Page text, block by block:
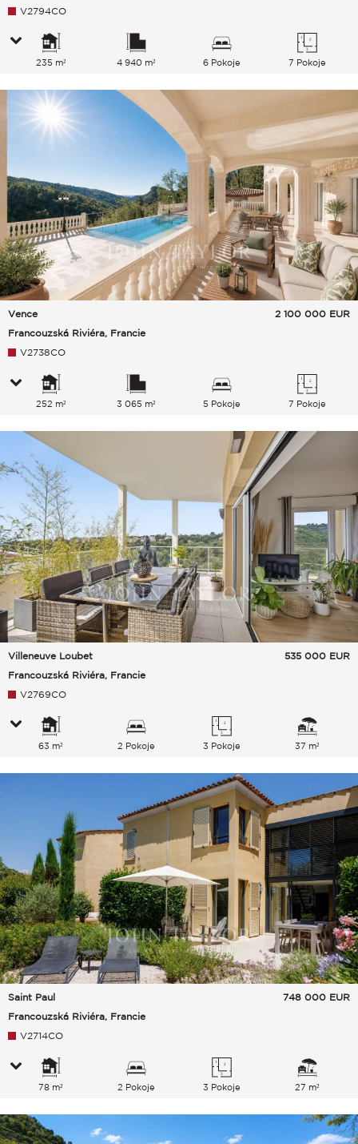
V2794CO
235 m² 4 940 m² 6 Pokoje 7 Pokoje
Vence
Francouzská Riviéra, Francie
2 100 000 EUR
V2738CO
252 m² 3 065 m² 5 Pokoje 7 Pokoje
Villeneuve Loubet
Francouzská Riviéra, Francie
535 000 EUR
V2769CO
63 m² 2 Pokoje 3 Pokoje 37 m²
Saint Paul
Francouzská Riviéra, Francie
748 000 EUR
V2714CO
78 m² 2 Pokoje 3 Pokoje 27 m²